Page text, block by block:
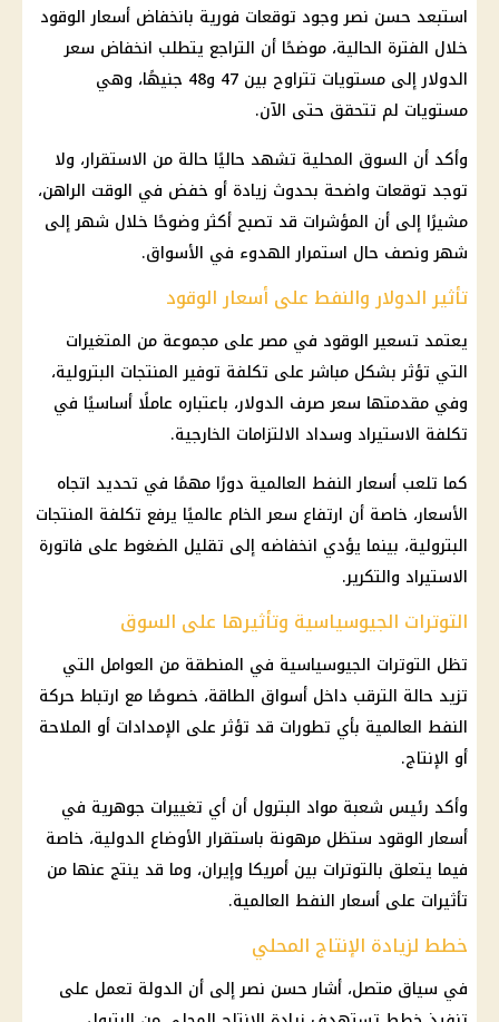
استبعد حسن نصر وجود توقعات فورية بانخفاض أسعار الوقود
خلال الفترة الحالية، موضحًا أن التراجع يتطلب انخفاض سعر
الدولار
إلى مستويات تتراوح بين 47 و48 جنيهًا، وهي
مستويات لم تتحقق حتى الآن.
وأكد أن السوق المحلية تشهد حاليًا حالة من الاستقرار، ولا
توجد توقعات واضحة بحدوث زيادة أو خفض في الوقت الراهن،
مشيرًا إلى أن المؤشرات قد تصبح أكثر وضوحًا خلال شهر إلى
شهر ونصف حال استمرار الهدوء في الأسواق.
تأثير الدولار والنفط على أسعار الوقود
يعتمد تسعير الوقود في مصر على مجموعة من المتغيرات
التي تؤثر بشكل مباشر على تكلفة توفير المنتجات البترولية،
وفي مقدمتها سعر صرف الدولار، باعتباره عاملًا أساسيًا في
تكلفة الاستيراد وسداد الالتزامات الخارجية.
كما تلعب أسعار النفط العالمية دورًا مهمًا في تحديد اتجاه
الأسعار، خاصة أن ارتفاع سعر الخام عالميًا يرفع تكلفة المنتجات
البترولية، بينما يؤدي انخفاضه إلى تقليل الضغوط على فاتورة
الاستيراد والتكرير.
التوترات الجيوسياسية وتأثيرها على السوق
تظل التوترات الجيوسياسية في المنطقة من العوامل التي
تزيد حالة الترقب داخل أسواق الطاقة، خصوصًا مع ارتباط حركة
النفط العالمية بأي تطورات قد تؤثر على الإمدادات أو الملاحة
أو الإنتاج.
وأكد رئيس شعبة مواد البترول أن أي تغييرات جوهرية في
أسعار الوقود ستظل مرهونة باستقرار الأوضاع الدولية، خاصة
فيما يتعلق بالتوترات بين أمريكا وإيران، وما قد ينتج عنها من
تأثيرات على أسعار النفط العالمية.
خطط لزيادة الإنتاج المحلي
في سياق متصل، أشار حسن نصر إلى أن الدولة تعمل على